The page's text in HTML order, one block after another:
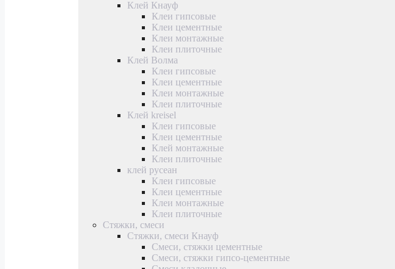
Клей Кнауф
Клеи гипсовые
Клеи цементные
Клеи монтажные
Клеи плиточные
Клей Волма
Клеи гипсовые
Клеи цементные
Клеи монтажные
Клеи плиточные
Клей kreisel
Клеи гипсовые
Клеи цементные
Клей монтажные
Клеи плиточные
клей русеан
Клеи гипсовые
Клеи цементные
Клеи монтажные
Клеи плиточные
Стяжки, смеси
Стяжки, смеси Кнауф
Смеси, стяжки цементные
Смеси, стяжки гипсо-цементные